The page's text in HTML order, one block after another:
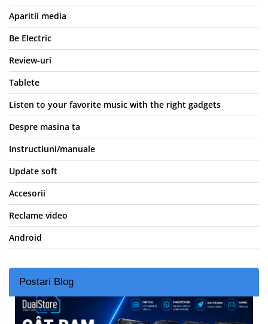
Aparitii media
Be Electric
Review-uri
Tablete
Listen to your favorite music with the right gadgets
Despre masina ta
Instructiuni/manuale
Update soft
Accesorii
Reclame video
Android
Postari Blog